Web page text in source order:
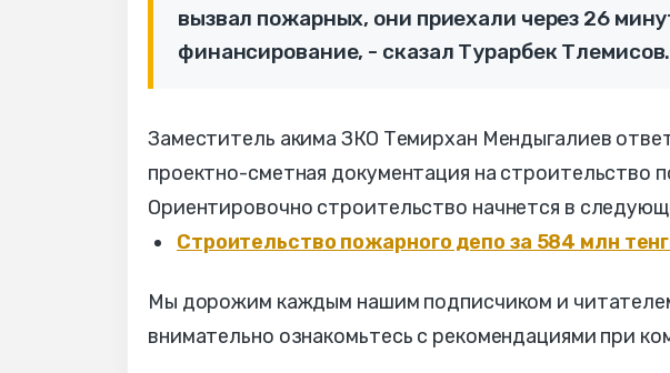
вызвал пожарных, они приехали через 26
финансирование, - сказал Турарбек Тлемисов.
Заместитель акима ЗКО Темирхан Мендыгалиев
проектно-сметная документация на строительство
Ориентировочно строительство начнется в
Строительство пожарного депо за 584 млн
Мы дорожим каждым нашим подписчиком и
внимательно ознакомьтесь с рекомендациями при